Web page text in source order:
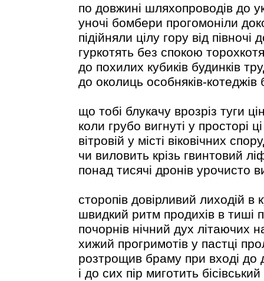
по довжині шляхопроводів до
уночі бомбери прогомоніли
підійняли цілу гору від півночі
гуркотять без спокою
до похилих кубиків будинків
до околиць особняків-котеджів
що тобі блукачу врозріз туги
коли грубо вигнуті у просторі
вітровій у місті віковічних
чи виловить крізь гвинтовий
понад тисячі дронів урочисто
сторопів довірливий лиходій в
швидкий ритм продихів в тиші
почорнів нічний дух літаючих
хижий прогримотів у пастці
розтрощив браму при вході до
і до сих пір миготить бісівський